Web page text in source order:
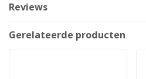
Reviews
Gerelateerde producten